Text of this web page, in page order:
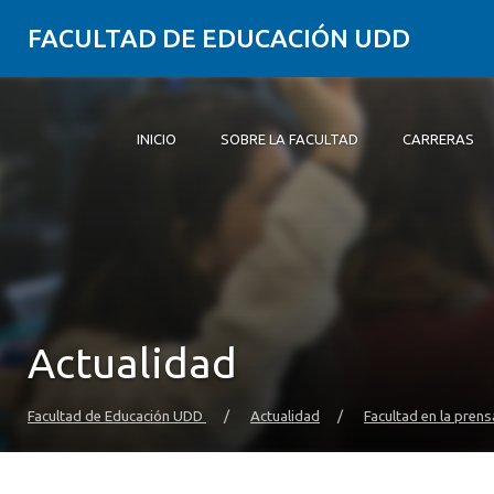
FACULTAD DE EDUCACIÓN UDD
INICIO SOBRE LA FACULTAD CARRERAS
Postgrado y Educación Continua
Actualidad
Facultad de Educación UDD / Actualidad / Facultad en la